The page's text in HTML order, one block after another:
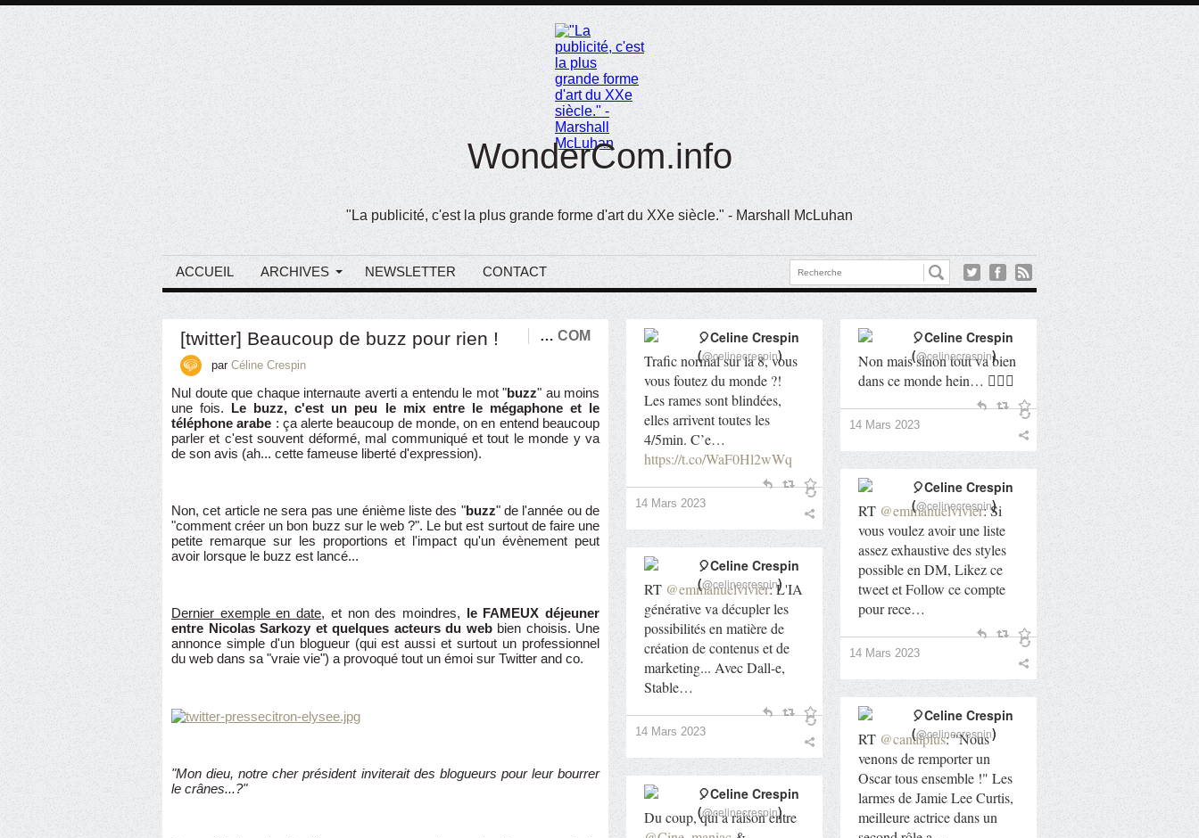
WonderCom.info
"La publicité, c'est la plus grande forme d'art du XXe siècle." - Marshall McLuhan
ACCUEIL ARCHIVES NEWSLETTER CONTACT
[twitter] Beaucoup de buzz pour rien ! … COM
par Céline Crespin
Nul doute que chaque internaute averti a entendu le mot "buzz" au moins
une fois. Le buzz, c'est un peu le mix entre le mégaphone et le
téléphone arabe : ça alerte beaucoup de monde, on en entend beaucoup
parler et c'est souvent déformé, mal communiqué et tout le monde y va
de son avis (ah... cette fameuse liberté d'expression).
Non, cet article ne sera pas une énième liste des "buzz" de l'année ou de
"comment créer un bon buzz sur le web ?". Le but est surtout de faire une
petite remarque sur les proportions et l'impact qu'un évènement peut
avoir lorsque le buzz est lancé...
Dernier exemple en date, et non des moindres, le FAMEUX déjeuner
entre Nicolas Sarkozy et quelques acteurs du webbien choisis. Une
annonce simple d'un blogueur (qui est aussi et surtout un professionnel
du web dans sa "vraie vie") a provoqué tout un émoi sur Twitter and co.
"Mon dieu, notre cher président inviterait des blogueurs pour leur bourrer
le crânes...?"
Trafic normal sur la 8, vous
vous foutez du monde ?!
Les rames sont blindées,
elles arrivent toutes les
4/5min. C’e…
https://t.co/WaF0Hl2wWq
🎈Celine Crespin
(@celinecrespin)
14 Mars 2023
Non mais sinon tout va bien
dans ce monde hein… 🤦🏻‍♀️
🎈Celine Crespin
(@celinecrespin)
14 Mars 2023
RT @emmanuelvivier: Si
vous voulez avoir une liste
assez exhaustive des styles
possible en DM, Likez ce
tweet et Follow ce compte
pour rece…
🎈Celine Crespin
(@celinecrespin)
14 Mars 2023
RT @emmanuelvivier: L'IA
générative va décupler les
possibilités en matière de
création de contenus et de
marketing... Avec Dall-e,
Stable…
🎈Celine Crespin
(@celinecrespin)
14 Mars 2023 RT @canalplus: "Nous
venons de remporter un
Oscar tous ensemble !" Les
larmes de Jamie Lee Curtis,
meilleure actrice dans un
🎈Celine Crespin
(@celinecrespin)
Du coup, qui a raison entre
🎈Celine Crespin
(@celinecrespin)